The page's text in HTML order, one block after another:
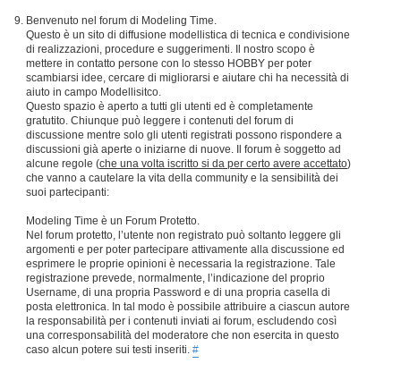
Benvenuto nel forum di Modeling Time.
Questo è un sito di diffusione modellistica di tecnica e condivisione
di realizzazioni, procedure e suggerimenti. Il nostro scopo è
mettere in contatto persone con lo stesso HOBBY per poter
scambiarsi idee, cercare di migliorarsi e aiutare chi ha necessità di
aiuto in campo Modellisitco.
Questo spazio è aperto a tutti gli utenti ed è completamente
gratutito. Chiunque può leggere i contenuti del forum di
discussione mentre solo gli utenti registrati possono rispondere a
discussioni già aperte o iniziarne di nuove. Il forum è soggetto ad
alcune regole (che una volta iscritto si da per certo avere accettato)
che vanno a cautelare la vita della community e la sensibilità dei
suoi partecipanti:
Modeling Time è un Forum Protetto.
Nel forum protetto, l’utente non registrato può soltanto leggere gli
argomenti e per poter partecipare attivamente alla discussione ed
esprimere le proprie opinioni è necessaria la registrazione. Tale
registrazione prevede, normalmente, l’indicazione del proprio
Username, di una propria Password e di una propria casella di
posta elettronica. In tal modo è possibile attribuire a ciascun autore
la responsabilità per i contenuti inviati ai forum, escludendo così
una corresponsabilità del moderatore che non esercita in questo
caso alcun potere sui testi inseriti. #